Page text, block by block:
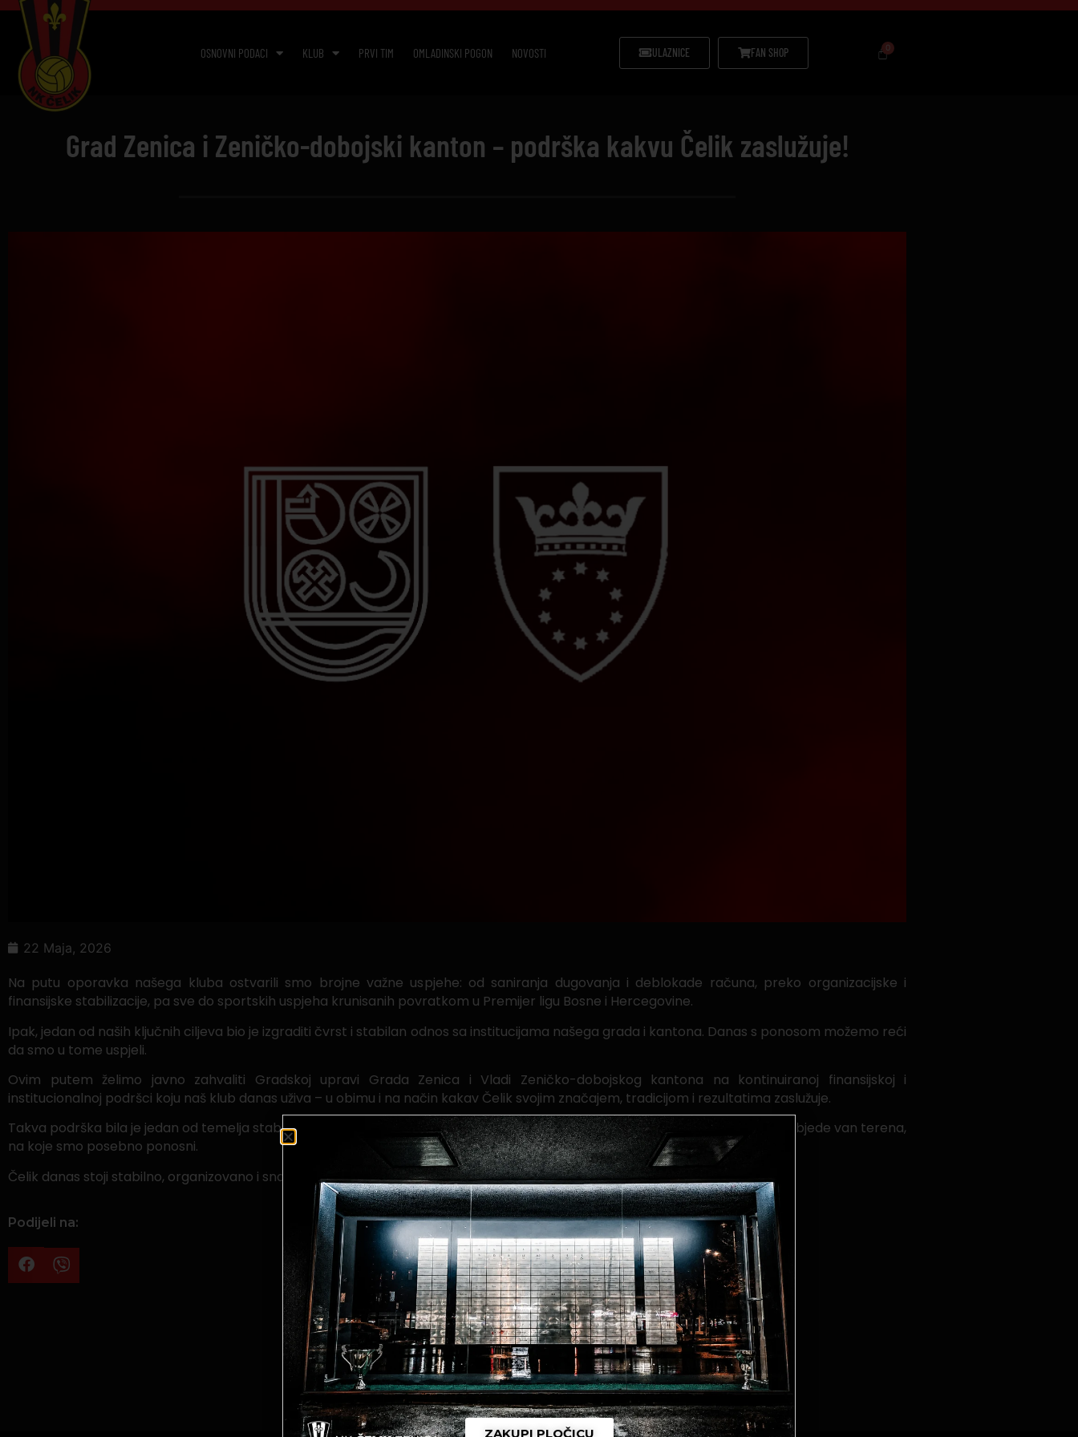
OSNOVNI PODACI KLUB PRVI TIM OMLADINSKI POGON NOVOSTI ULAZNICE FAN SHOP
Grad Zenica i Zeničko-dobojski kanton – podrška kakvu Čelik zaslužuje!
22 Maja, 2026
Na putu oporavka našega kluba ostvarili smo brojne važne uspjehe: od saniranja dugovanja i deblokade računa, preko organizacijske i
finansijske stabilizacije, pa sve do sportskih uspjeha krunisanih povratkom u Premijer ligu Bosne i Hercegovine.
Ipak, jedan od naših ključnih ciljeva bio je izgraditi čvrst i stabilan odnos sa institucijama našega grada i kantona. Danas s ponosom možemo reći
da smo u tome uspjeli.
Ovim putem želimo javno zahvaliti Gradskoj upravi Grada Zenica i Vladi Zeničko-dobojskog kantona na kontinuiranoj finansijskoj i
institucionalnoj podršci koju naš klub danas uživa – u obimu i na način kakav Čelik svojim značajem, tradicijom i rezultatima zaslužuje.
Takva podrška bila je jedan od temelja stabilizacije kluba i omogućila nam je da, pored sportskih uspjeha, ostvarimo i velike pobjede van terena,
na koje smo posebno ponosni.
Čelik danas stoji stabilno, organizovano i snažno, a to je uspjeh svih onih koji su vjerovali u naš povratak.
Podijeli na:
ZAKUPI PLOČICU